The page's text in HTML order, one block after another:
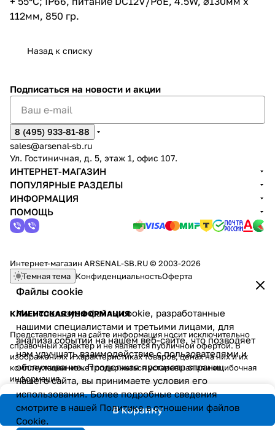
112мм, 850 гр.
Назад к списку
В корзину
Файлы cookie
Мы используем файлы cookie, разработанные
нашими специалистами и третьими лицами, для
анализа событий на нашем веб-сайте, что позволяет
нам улучшать взаимодействие с пользователями и
обслуживание. Продолжая просмотр страниц
нашего сайта, вы принимаете условия его
использования. Более подробные сведения
смотрите в нашей Политике в отношении файлов
Cookie.
Подписаться на новости и акции
8 (495) 933-81-88
sales@arsenal-sb.ru
Ул. Гостиничная, д. 5, этаж 1, офис 107.
ИНТЕРНЕТ-МАГАЗИН
ПОПУЛЯРНЫЕ РАЗДЕЛЫ
ИНФОРМАЦИЯ
ПОМОЩЬ
Интернет-магазин ARSENAL-SB.RU © 2003-2026
Темная тема КонфиденциальностьОферта
КЛИЕНТСКАЯ ИНФОРМАЦИЯ
Представленная на сайте информация носит исключительно
справочный характер и не является публичной офертой. В
изображениях и характеристиках товаров, ценах на них и их
комплектации может содержаться устаревшая или ошибочная
информация.